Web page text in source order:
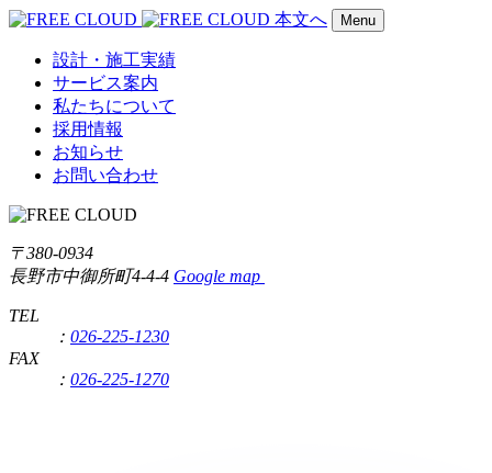
本文へ Menu
設計・施工実績
サービス案内
私たちについて
採用情報
お知らせ
お問い合わせ
〒380-0934
長野市中御所町4-4-4 Google map
TEL
： 026-225-1230
FAX
： 026-225-1270